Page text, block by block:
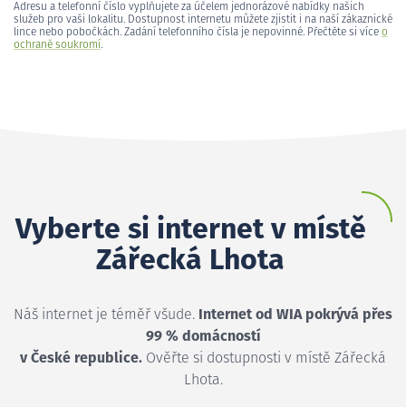
Adresu a telefonní číslo vyplňujete za účelem jednorázové nabídky našich
služeb pro vaši lokalitu. Dostupnost internetu můžete zjistit i na naší zákaznické
lince nebo pobočkách. Zadání telefonního čísla je nepovinné. Přečtěte si více o
ochraně soukromí.
Vyberte si internet v místě
Zářecká Lhota
Náš internet je téměř všude. Internet od WIA pokrývá přes
99 % domácností
v České republice. Ověřte si dostupnosti v místě Zářecká
Lhota.